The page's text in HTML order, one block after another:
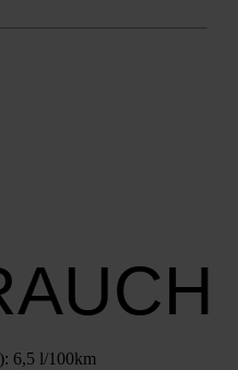
6,5 l/100km